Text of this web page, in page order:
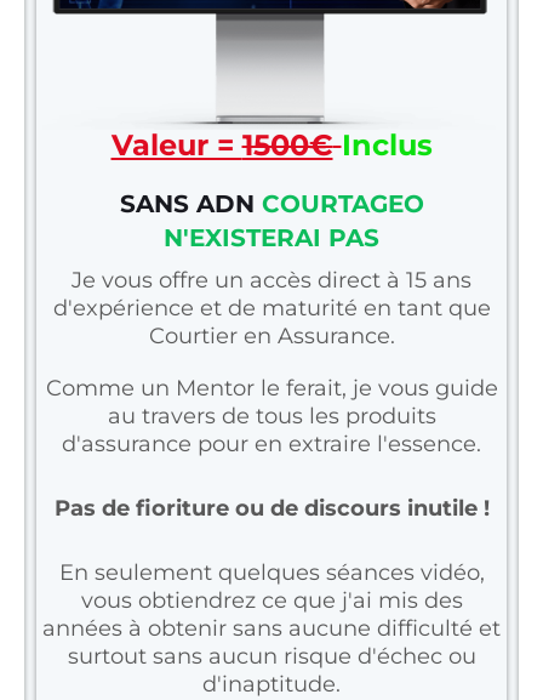
Valeur =1500€ Inclus
SANS ADN COURTAGEO
N'EXISTERAI PAS
Je vous offre un accès direct à 15 ans
d'expérience et de maturité en tant que
Courtier en Assurance.
Comme un Mentor le ferait, je vous guide
au travers de tous les produits
d'assurance pour en extraire l'essence.
Pas de fioriture ou de discours inutile !
En seulement quelques séances vidéo,
vous obtiendrez ce que j'ai mis des
années à obtenir sans aucune difficulté et
surtout sans aucun risque d'échec ou
d'inaptitude.